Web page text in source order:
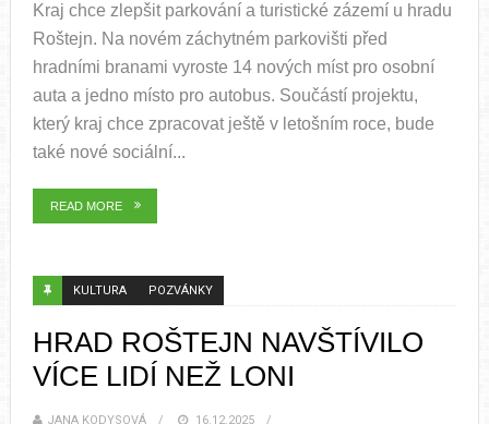
Kraj chce zlepšit parkování a turistické zázemí u hradu
Roštejn. Na novém záchytném parkovišti před
hradními branami vyroste 14 nových míst pro osobní
auta a jedno místo pro autobus. Součástí projektu,
který kraj chce zpracovat ještě v letošním roce, bude
také nové sociální...
READ MORE
KULTURA POZVÁNKY
HRAD ROŠTEJN NAVŠTÍVILO
VÍCE LIDÍ NEŽ LONI
JANA KODYSOVÁ
16.12.2025